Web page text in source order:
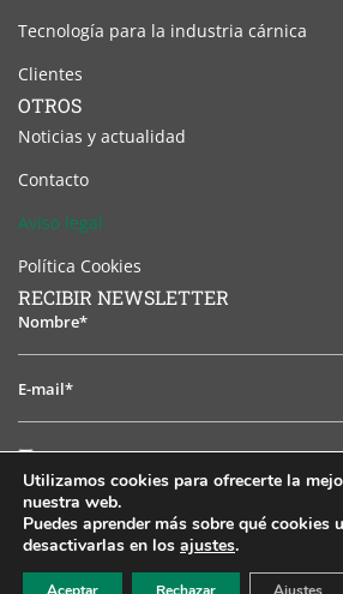
Tecnología para la industria cárnica
Clientes
OTROS
Noticias y actualidad
Contacto
Aviso legal
Política Cookies
RECIBIR NEWSLETTER
Nombre*
E-
He
leido
y
acepto
el
aviso
He leido y acepto el aviso legal
SUSCRIBIRSE
EN ES
Utilizamos cookies para ofrecerte la
nuestra web.
Puedes aprender más sobre qué cookies
desactivarlas en los ajustes.